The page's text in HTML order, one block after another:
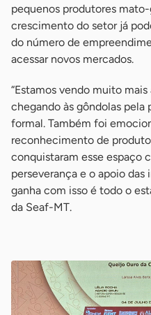
pequenos produtores
crescimento do setor já
do número de
acessar novos mercados.
“Estamos vendo muito
chegando às gôndolas
formal. Também foi
reconhecimento de
conquistaram esse espaço
perseverança e o apoio
ganha com isso é todo o
da Seaf-MT.